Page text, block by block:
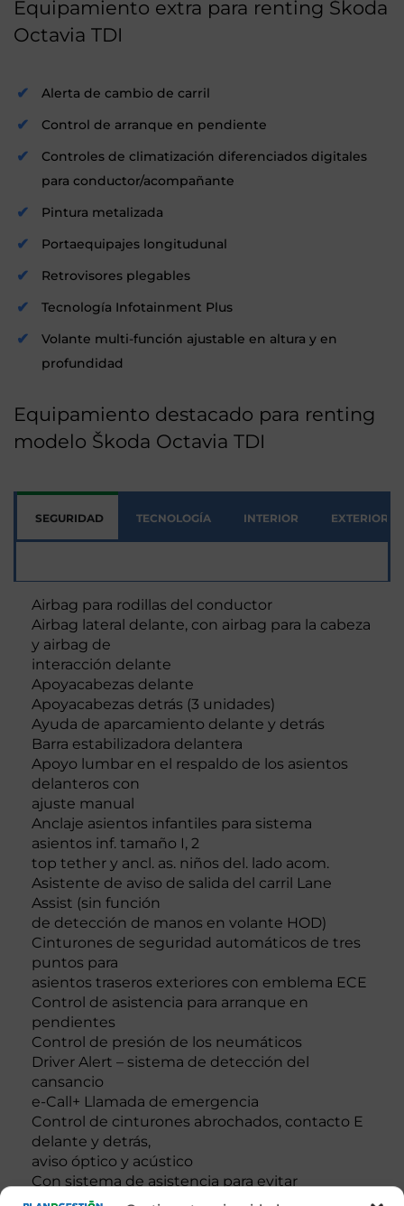
Equipamiento extra para renting Škoda
Octavia TDI
Alerta de cambio de carril
Control de arranque en pendiente
Controles de climatización diferenciados digitales
para conductor/acompañante
Pintura metalizada
Portaequipajes longitudunal
Retrovisores plegables
Tecnología Infotainment Plus
Volante multi-función ajustable en altura y en
profundidad
Equipamiento destacado para renting
modelo Škoda Octavia TDI
SEGURIDAD TECNOLOGÍA INTERIOR EXTERIOR
Airbag para rodillas del conductor
Airbag lateral delante, con airbag para la cabeza
y airbag de
interacción delante
Apoyacabezas delante
Apoyacabezas detrás (3 unidades)
Ayuda de aparcamiento delante y detrás
Barra estabilizadora delantera
Apoyo lumbar en el respaldo de los asientos
delanteros con
ajuste manual
Anclaje asientos infantiles para sistema
asientos inf. tamaño I, 2
top tether y ancl. as. niños del. lado acom.
Asistente de aviso de salida del carril Lane
Assist (sin función
de detección de manos en volante HOD)
Cinturones de seguridad automáticos de tres
puntos para
asientos traseros exteriores con emblema ECE
Control de asistencia para arranque en
pendientes
Control de presión de los neumáticos
Driver Alert – sistema de detección del
cansancio
e-Call+ Llamada de emergencia
Control de cinturones abrochados, contacto E
delante y detrás,
aviso óptico y acústico
Con sistema de asistencia para evitar
obstáculos, con asistente